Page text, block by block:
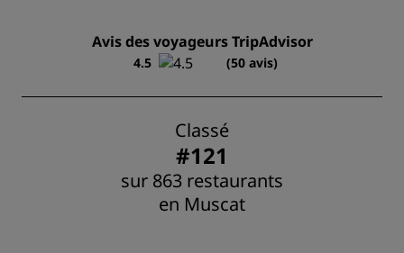
Avis des voyageurs TripAdvisor
4.5 (50 avis)
Classé
#121
sur 863 restaurants
en Muscat